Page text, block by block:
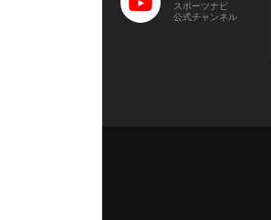
スポーツナビ
公式チャンネル